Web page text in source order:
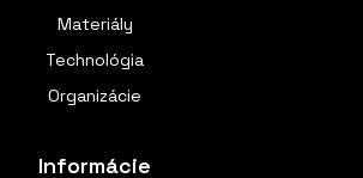
Materiály
Technológia
Organizácie
Informácie